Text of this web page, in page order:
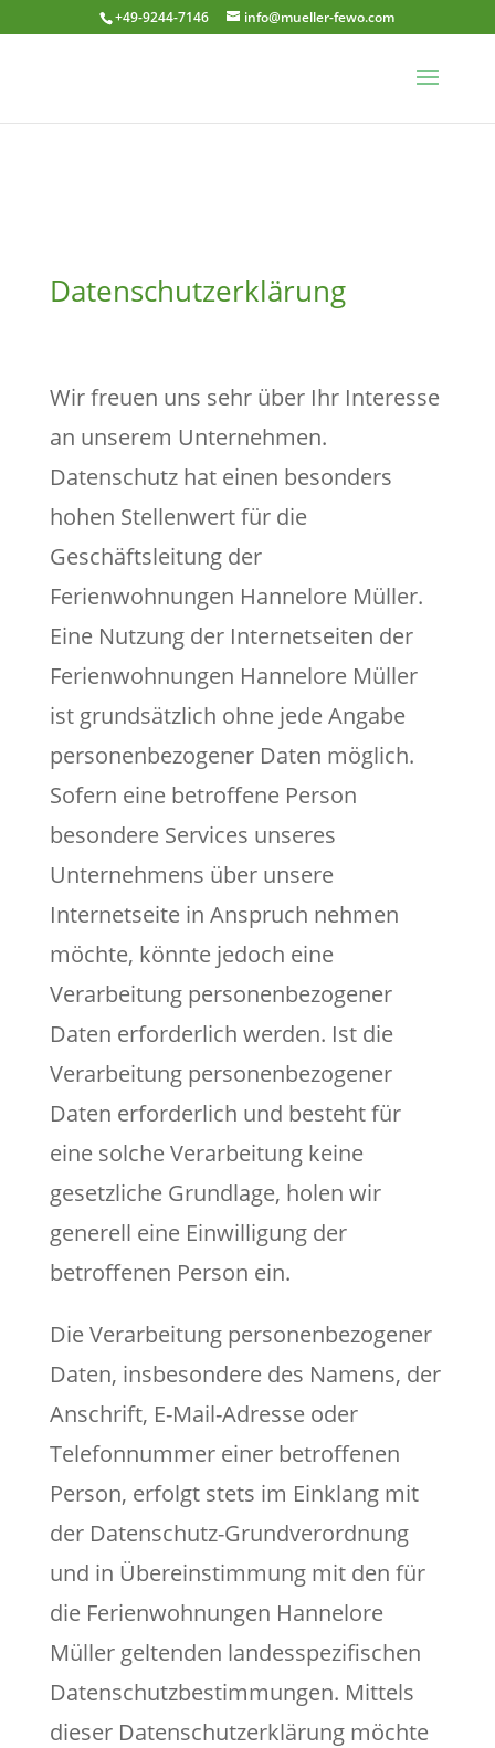
+49-9244-7146 info@mueller-fewo.com
Datenschutzerklärung
Wir freuen uns sehr über Ihr Interesse
an unserem Unternehmen.
Datenschutz hat einen besonders
hohen Stellenwert für die
Geschäftsleitung der
Ferienwohnungen Hannelore Müller.
Eine Nutzung der Internetseiten der
Ferienwohnungen Hannelore Müller
ist grundsätzlich ohne jede Angabe
personenbezogener Daten möglich.
Sofern eine betroffene Person
besondere Services unseres
Unternehmens über unsere
Internetseite in Anspruch nehmen
möchte, könnte jedoch eine
Verarbeitung personenbezogener
Daten erforderlich werden. Ist die
Verarbeitung personenbezogener
Daten erforderlich und besteht für
eine solche Verarbeitung keine
gesetzliche Grundlage, holen wir
generell eine Einwilligung der
betroffenen Person ein.
Die Verarbeitung personenbezogener
Daten, insbesondere des Namens, der
Anschrift, E-Mail-Adresse oder
Telefonnummer einer betroffenen
Person, erfolgt stets im Einklang mit
der Datenschutz-Grundverordnung
und in Übereinstimmung mit den für
die Ferienwohnungen Hannelore
Müller geltenden landesspezifischen
Datenschutzbestimmungen. Mittels
dieser Datenschutzerklärung möchte